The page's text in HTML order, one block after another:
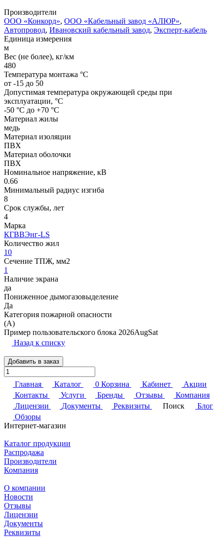
Производители
ООО «Конкорд», ООО «Кабельный завод «АЛЮР»,
Автопровод, Ивановский кабельный завод, Эксперт-кабель
Единица измерения
м
Вес (не более), кг/км
480
Температура монтажа °C
от -15 до 50
Допустимая температура окружающей среды при
эксплуатации, °C
-50 °С до +70 °С
Материал жилы
медь
Материал изоляции
ПВХ
Материал оболочки
ПВХ
Номинальное напряжение, кВ
0.66
Минимальный радиус изгиба
8
Срок службы, лет
4
Марка
КГВВЭнг-LS
Количество жил
10
Сечение ТПЖ, мм2
1
Наличие экрана
да
Пониженное дымогазовыделение
Да
Категория пожарной опасности
(A)
Пример пользовательского блока 2026AugSat
Назад к списку
Добавить в заказ
Главная Каталог 0 Корзина Кабинет
Акции
Контакты
Услуги Бренды Отзывы
Компания
Лицензии
Документы Реквизиты Поиск
Блог
Обзоры
Интернет-магазин
Каталог продукции
Распродажа
Производители
Компания
О компании
Новости
Отзывы
Лицензии
Документы
Реквизиты